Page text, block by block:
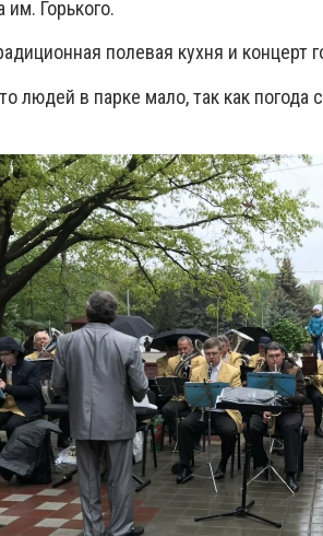
им. Горького.
полевая кухня и концерт
людей в парке мало, так как погода